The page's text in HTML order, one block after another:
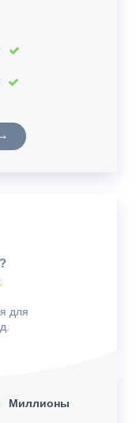
для
Миллионы